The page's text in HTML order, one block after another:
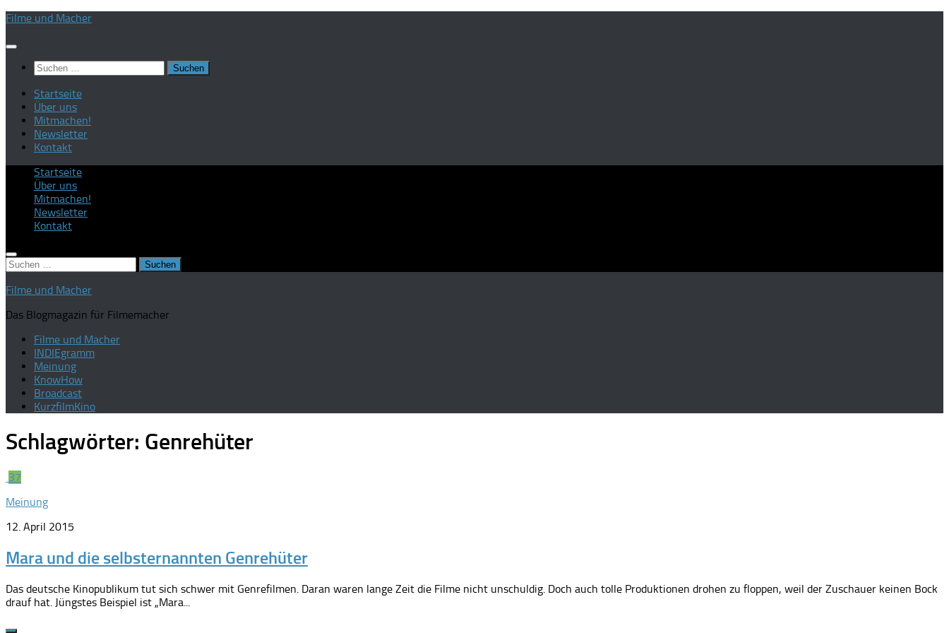
Zum
springen
Filme und Macher
Suchen
nach:
Startseite
Über uns
Mitmachen!
Newsletter
Kontakt
Startseite
Über uns
Mitmachen!
Newsletter
Kontakt
Suchen
nach:
Filme und Macher
Das Blogmagazin für Filmemacher
Filme und Macher
INDIEgramm
Meinung
KnowHow
Broadcast
KurzfilmKino
Schlagwörter: Genrehüter
37
Meinung
12. April 2015
Mara und die selbsternannten Genrehüter
Das deutsche Kinopublikum tut sich schwer mit Genrefilmen. Daran waren lange Zeit die Filme nicht unschuldig. Doch auch tolle Produktionen drohen zu floppen, weil der Zuschauer keinen Bock
drauf hat. Jüngstes Beispiel ist „Mara...